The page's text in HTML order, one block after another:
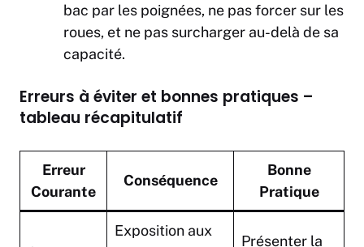
bac par les poignées, ne pas forcer sur les
roues, et ne pas surcharger au-delà de sa
capacité.
Erreurs à éviter et bonnes pratiques –
tableau récapitulatif
Erreur
Courante
Conséquence
Bonne
Pratique
Exposition aux
Présenter la